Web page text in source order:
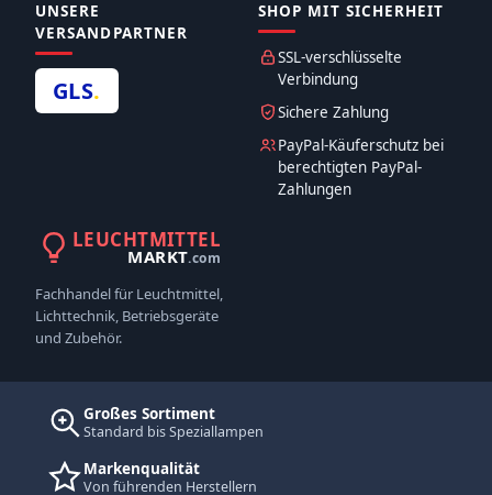
UNSERE
VERSANDPARTNER
GLS.
SHOP MIT SICHERHEIT
SSL-verschlüsselte
Verbindung
Sichere Zahlung
PayPal-Käuferschutz bei
berechtigten PayPal-
Zahlungen
LEUCHTMITTEL
MARKT.com
Fachhandel für Leuchtmittel,
Lichttechnik, Betriebsgeräte
und Zubehör.
Großes Sortiment
Standard bis Speziallampen
Markenqualität
Von führenden Herstellern